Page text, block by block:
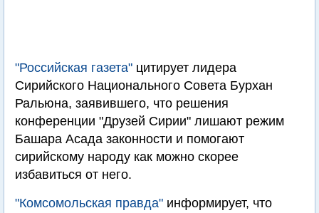
"Российская газета" цитирует лидера
Сирийского Национального Совета Бурхан
Ральюна, заявившего, что решения
конференции "Друзей Сирии" лишают режим
Башара Асада законности и помогают
сирийскому народу как можно скорее
избавиться от него.
"Комсомольская правда" информирует, что